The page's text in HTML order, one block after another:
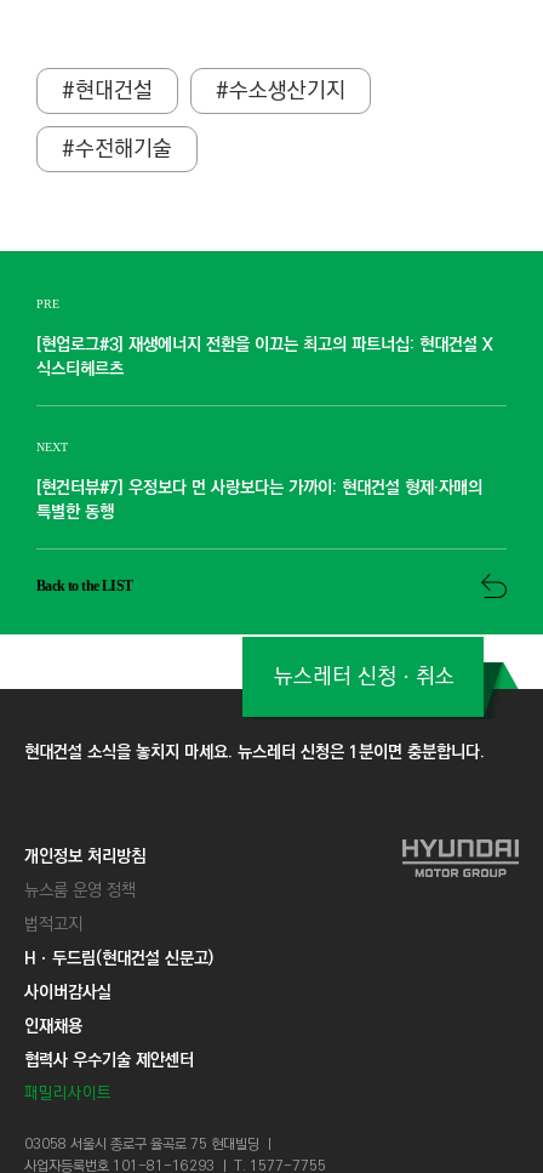
#현대건설
#수소생산기지
#수전해기술
PRE
[현업로그#3] 재생에너지 전환을 이끄는 최고의 파트너십: 현대건설 X
식스티헤르츠
NEXT
[현건터뷰#7] 우정보다 먼 사랑보다는 가까이: 현대건설 형제·자매의
특별한 동행
Back to the LIST
현대건설 소식을 놓치지 마세요. 뉴스레터 신청은 1분이면 충분합니다.
뉴스레터 신청ㆍ취소
개인정보 처리방침
뉴스룸 운영 정책
법적고지
Hㆍ두드림(현대건설 신문고)
사이버감사실
인재채용
협력사 우수기술 제안센터
패밀리사이트
03058 서울시 종로구 율곡로 75 현대빌딩 ㅣ
사업자등록번호 101-81-16293 ㅣ T. 1577-7755